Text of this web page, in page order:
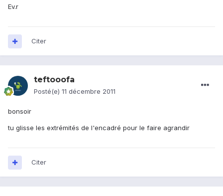
Ev.r
Citer
teftooofa
Posté(e) 11 décembre 2011
bonsoir
tu glisse les extrémités de l'encadré pour le faire agrandir
Citer